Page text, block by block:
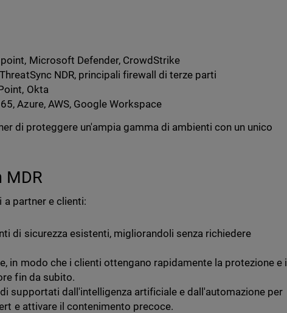
Microsoft Defender, CrowdStrike
NDR, principali firewall di terze parti
Okta
Azure, AWS, Google Workspace
di proteggere un'ampia gamma di ambienti con un unico
MDR
a partner e clienti:
di sicurezza esistenti, migliorandoli senza richiedere
in modo che i clienti ottengano rapidamente la protezione e i
fin da subito.
supportati dall'intelligenza artificiale e dall'automazione per
e attivare il contenimento precoce.